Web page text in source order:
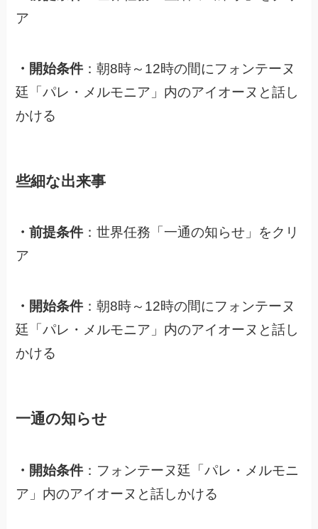
ア
・開始条件 ：朝8時～12時の間にフォンテーヌ
廷「パレ・メルモニア」内のアイオーヌと話し
かける
些細な出来事
・前提条件 ：世界任務「一通の知らせ」をクリ
ア
・開始条件 ：朝8時～12時の間にフォンテーヌ
廷「パレ・メルモニア」内のアイオーヌと話し
かける
一通の知らせ
・開始条件 ：フォンテーヌ廷「パレ・メルモニ
ア」内のアイオーヌと話しかける